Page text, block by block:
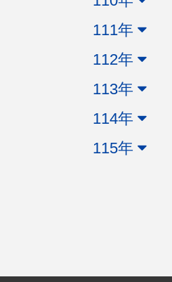
111年
112年
113年
114年
115年